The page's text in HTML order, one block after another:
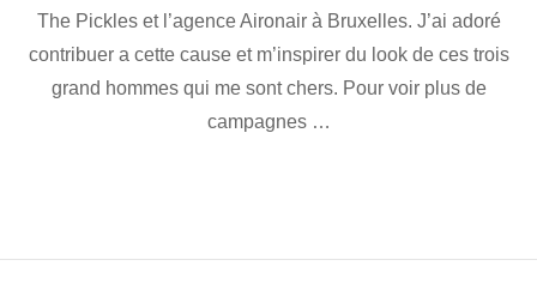
The Pickles et l’agence Aironair à Bruxelles. J’ai adoré
contribuer a cette cause et m’inspirer du look de ces trois
grand hommes qui me sont chers. Pour voir plus de
campagnes …